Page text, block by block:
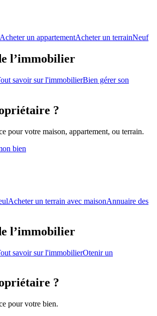
Acheter un appartementAcheter un terrainNeuf
l’immobilier
savoir sur l'immobilierBien gérer son
?
pour votre maison, appartement, ou terrain.
bien
Acheter un terrain avec maisonAnnuaire des
l’immobilier
savoir sur l'immobilierOtenir un
?
pour votre bien.